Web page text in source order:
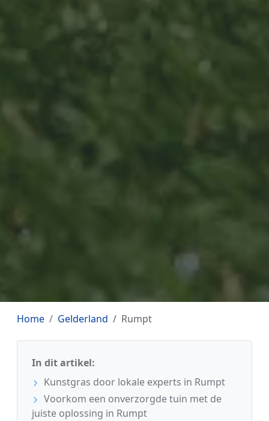
Home Gelderland Rumpt
In dit artikel:
Kunstgras door lokale experts in Rumpt
Voorkom een onverzorgde tuin met de
juiste oplossing in Rumpt